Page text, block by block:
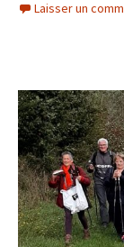
Laisser un